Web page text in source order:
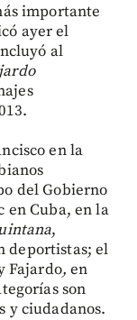
importante
ayer el
al
en la
del Gobierno
en Cuba, en la
,
deportistas; el
Fajardo,en
son
y ciudadanos.